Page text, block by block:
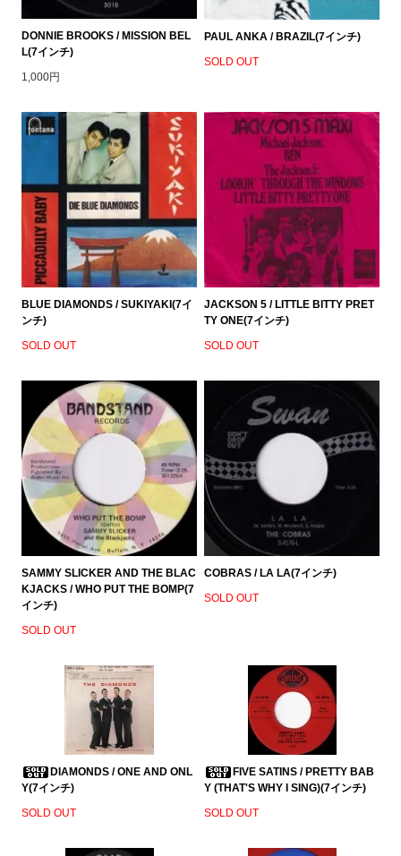
DONNIE BROOKS / MISSION BEL
L(7インチ)
1,000円
PAUL ANKA / BRAZIL(7インチ)
SOLD OUT
BLUE DIAMONDS / SUKIYAKI(7イ
ンチ)
SOLD OUT
JACKSON 5 / LITTLE BITTY PRET
TY ONE(7インチ)
SOLD OUT
SAMMY SLICKER AND THE BLAC
KJACKS / WHO PUT THE BOMP(7
インチ)
SOLD OUT
COBRAS / LA LA(7インチ)
SOLD OUT
DIAMONDS / ONE AND ONL
Y(7インチ)
SOLD OUT
FIVE SATINS / PRETTY BAB
Y (THAT'S WHY I SING)(7インチ)
SOLD OUT